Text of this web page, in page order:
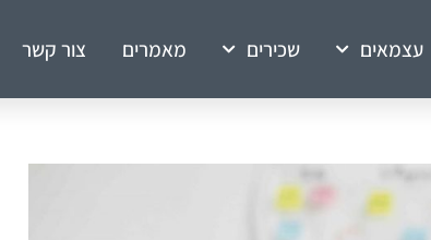
עצמאים שכירים מאמרים צור קשר